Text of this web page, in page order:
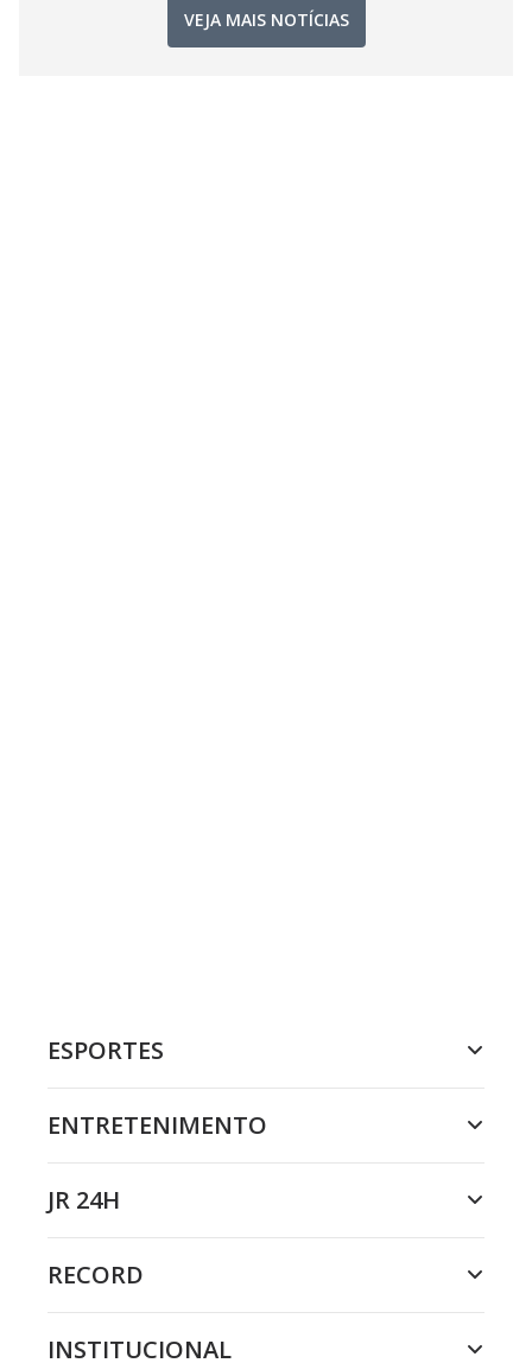
VEJA MAIS NOTÍCIAS
ESPORTES
ENTRETENIMENTO
JR 24H
RECORD
INSTITUCIONAL